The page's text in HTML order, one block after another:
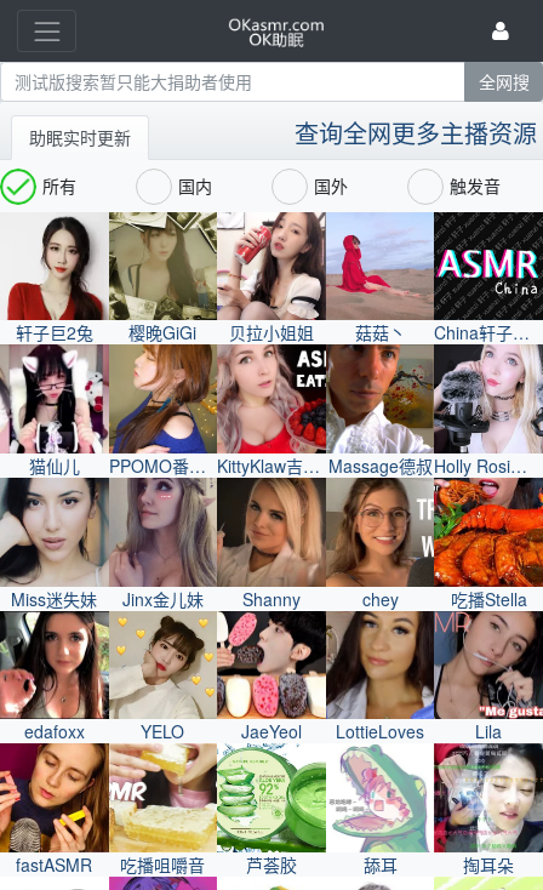
助眠实时更新 查询全网更多主播资源
所有 国内 国外 触发音
轩子巨2兔 樱晚GiGi 贝拉小姐姐 菇菇丶 China轩子巨2兔
猫仙儿 PPOMO番茄妹 KittyKlaw吉蒂妹 Massage德叔 Holly Rosi好莉妹
Miss迷失妹 Jinx金儿妹 Shanny chey 吃播Stella
edafoxx YELO JaeYeol LottieLoves Lila
fastASMR 吃播咀嚼音 芦荟胶 舔耳 掏耳朵